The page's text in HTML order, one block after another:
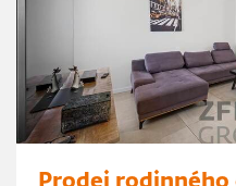
Prodej rodinného